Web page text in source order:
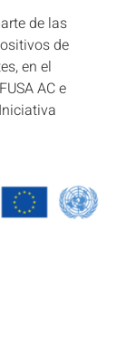
de las
de
en el
AC e